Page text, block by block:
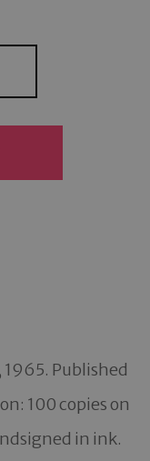
Published
100 copies on
in ink.